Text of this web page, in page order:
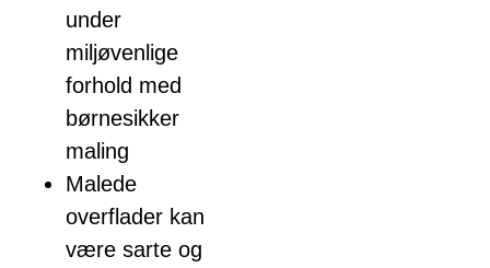
under
miljøvenlige
forhold med
børnesikker
maling
Malede
overflader kan
være sarte og